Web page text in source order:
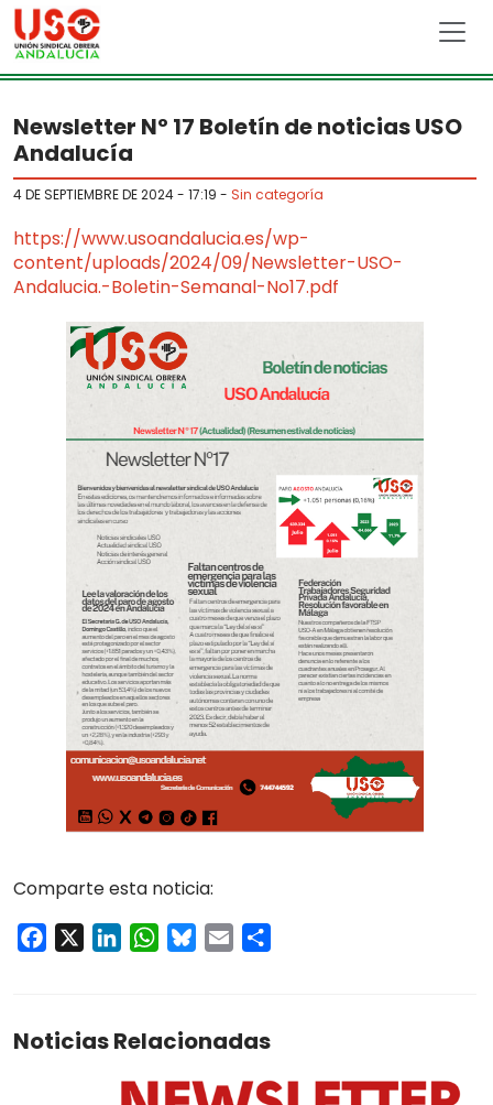
Skip to main content
Newsletter Nº 17 Boletín de noticias USO
Andalucía
4 DE SEPTIEMBRE DE 2024 - 17:19 - Sin categoría
https://www.usoandalucia.es/wp-
content/uploads/2024/09/Newsletter-USO-
Andalucia.-Boletin-Semanal-No17.pdf
Comparte esta noticia:
Facebook LinkedInWhatsApp
Bluesky
Email
Noticias Relacionadas